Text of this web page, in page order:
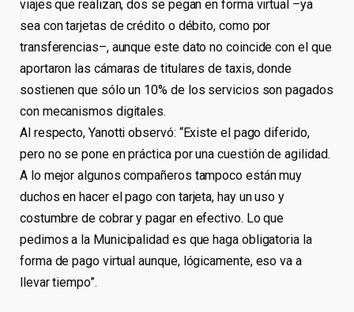
viajes que realizan, dos se pegan en forma virtual –ya
sea con tarjetas de crédito o débito, como por
transferencias–, aunque este dato no coincide con el que
aportaron las cámaras de titulares de taxis, donde
sostienen que sólo un 10% de los servicios son pagados
con mecanismos digitales.
Al respecto, Yanotti observó: “Existe el pago diferido,
pero no se pone en práctica por una cuestión de agilidad.
A lo mejor algunos compañeros tampoco están muy
duchos en hacer el pago con tarjeta, hay un uso y
costumbre de cobrar y pagar en efectivo. Lo que
pedimos a la Municipalidad es que haga obligatoria la
forma de pago virtual aunque, lógicamente, eso va a
llevar tiempo”.